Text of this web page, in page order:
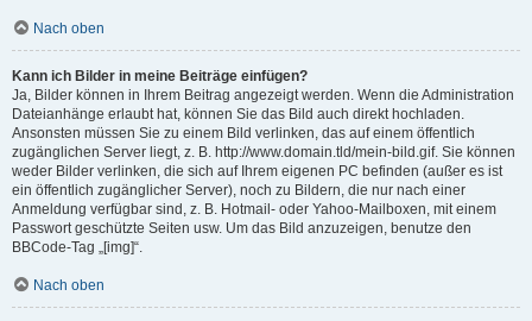
Nach oben
Kann ich Bilder in meine Beiträge einfügen?
Ja, Bilder können in Ihrem Beitrag angezeigt werden. Wenn die Administration
Dateianhänge erlaubt hat, können Sie das Bild auch direkt hochladen.
Ansonsten müssen Sie zu einem Bild verlinken, das auf einem öffentlich
zugänglichen Server liegt, z. B. http://www.domain.tld/mein-bild.gif. Sie können
weder Bilder verlinken, die sich auf Ihrem eigenen PC befinden (außer es ist
ein öffentlich zugänglicher Server), noch zu Bildern, die nur nach einer
Anmeldung verfügbar sind, z. B. Hotmail- oder Yahoo-Mailboxen, mit einem
Passwort geschützte Seiten usw. Um das Bild anzuzeigen, benutze den
BBCode-Tag „[img]“.
Nach oben